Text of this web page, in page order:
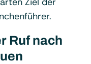
Ruf nach